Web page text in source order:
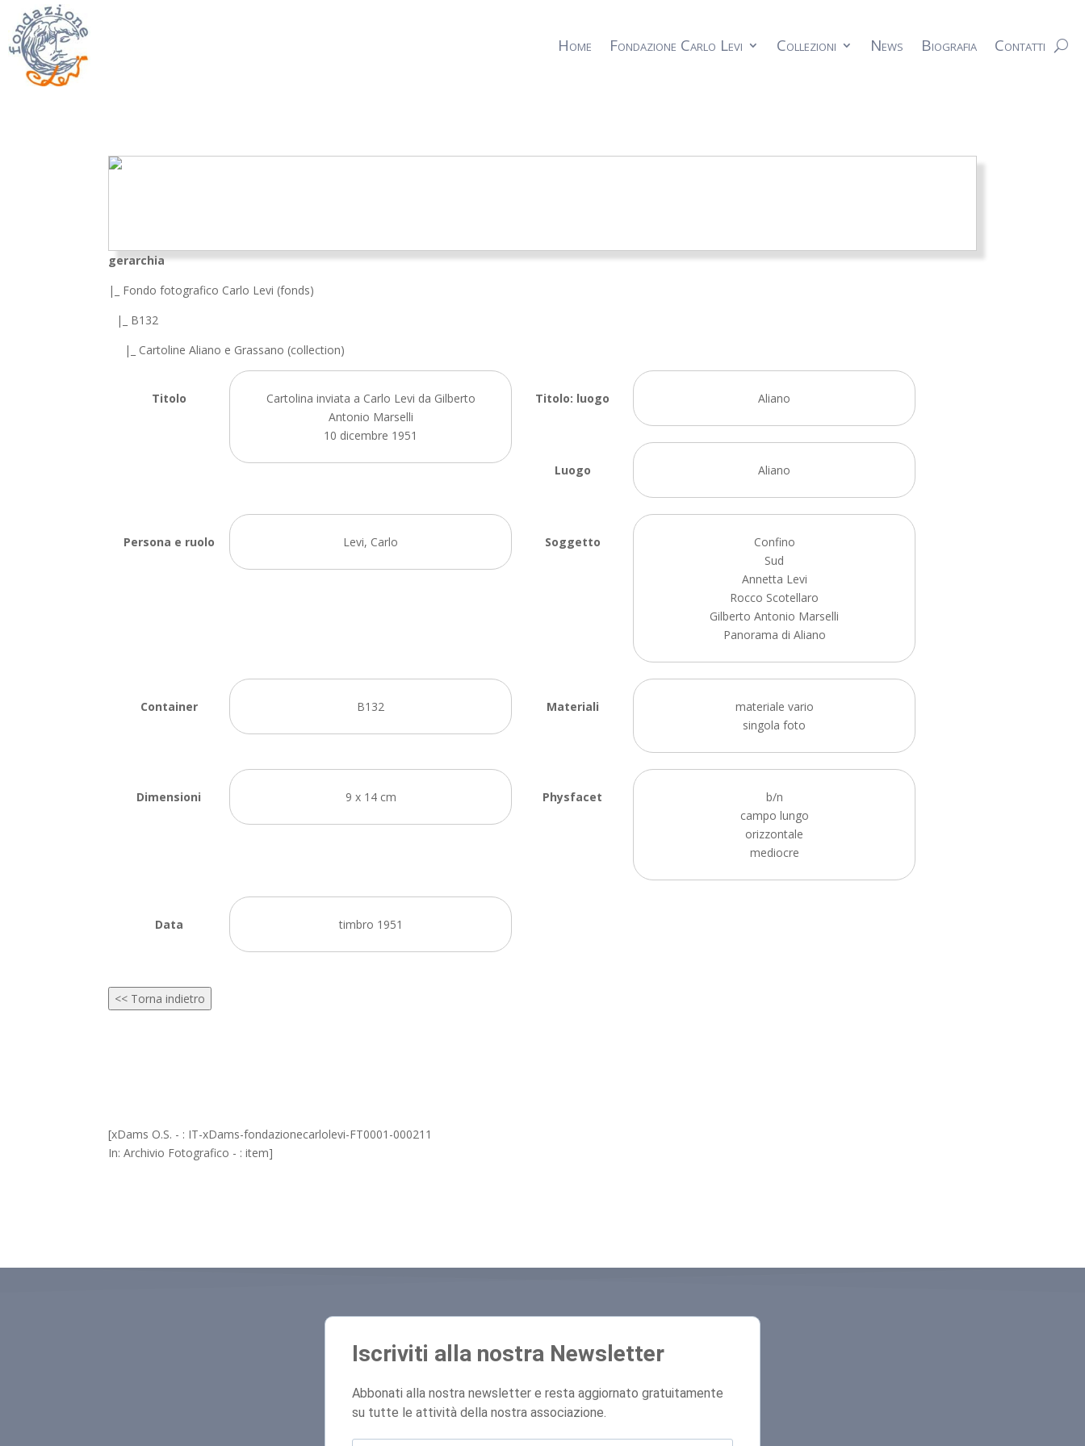
Home Fondazione Carlo Levi Collezioni News Biografia Contatti
gerarchia
|_ Fondo fotografico Carlo Levi (fonds)
|_ B132
|_ Cartoline Aliano e Grassano (collection)
Titolo
Cartolina inviata a Carlo Levi da Gilberto
Antonio Marselli
10 dicembre 1951
Titolo: luogo Aliano
Luogo Aliano
Persona e ruolo Levi, Carlo Soggetto
Confino
Sud
Annetta Levi
Rocco Scotellaro
Gilberto Antonio Marselli
Panorama di Aliano
Container B132 Materiali
materiale vario
singola foto
Dimensioni 9 x 14 cm Physfacet
b/n
campo lungo
orizzontale
mediocre
Data timbro 1951
<< Torna indietro
[xDams O.S. - : IT-xDams-fondazionecarlolevi-FT0001-000211
In: Archivio Fotografico - : item]
Iscriviti alla nostra Newsletter
Abbonati alla nostra newsletter e resta aggiornato gratuitamente
su tutte le attività della nostra associazione.